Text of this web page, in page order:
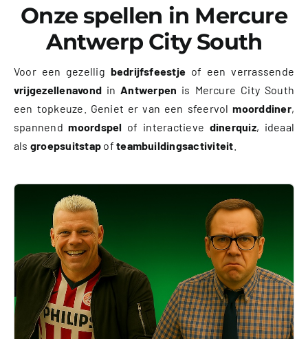
Onze spellen in Mercure
Antwerp City South
Voor een gezellig bedrijfsfeestje of een verrassende
vrijgezellenavond in Antwerpen is Mercure City South
een topkeuze. Geniet er van een sfeervolmoorddiner,
spannendmoordspel of interactieve dinerquiz, ideaal
als groepsuitstap ofteambuildingsactiviteit